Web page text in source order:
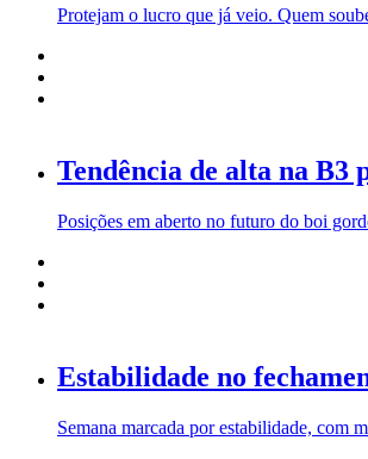
Protejam o lucro que já veio. Quem
Tendência de alta na B3
Posições em aberto no futuro do boi
Estabilidade no
Semana marcada por estabilidade, com